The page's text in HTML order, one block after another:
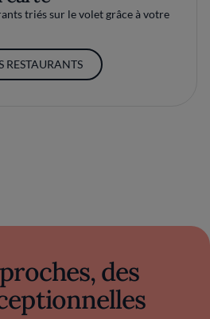
triés sur le volet grâce à votre
RESTAURANTS
des